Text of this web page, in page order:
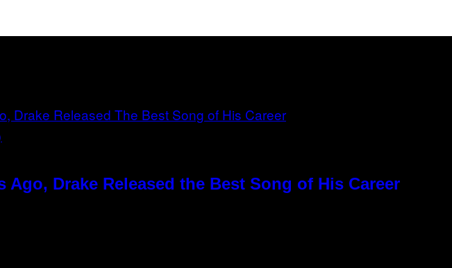
Ago, Drake Released the Best Song of His Career